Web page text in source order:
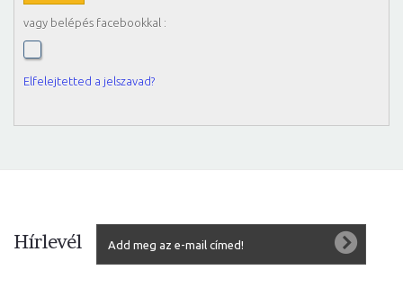
vagy belépés facebookkal :
Elfelejtetted a jelszavad?
Hírlevél